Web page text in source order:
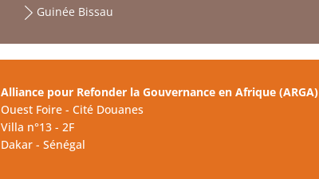
Guinée Bissau
Alliance pour Refonder la Gouvernance en Afrique (ARGA)
Ouest Foire - Cité Douanes
Villa n°13 - 2F
Dakar - Sénégal